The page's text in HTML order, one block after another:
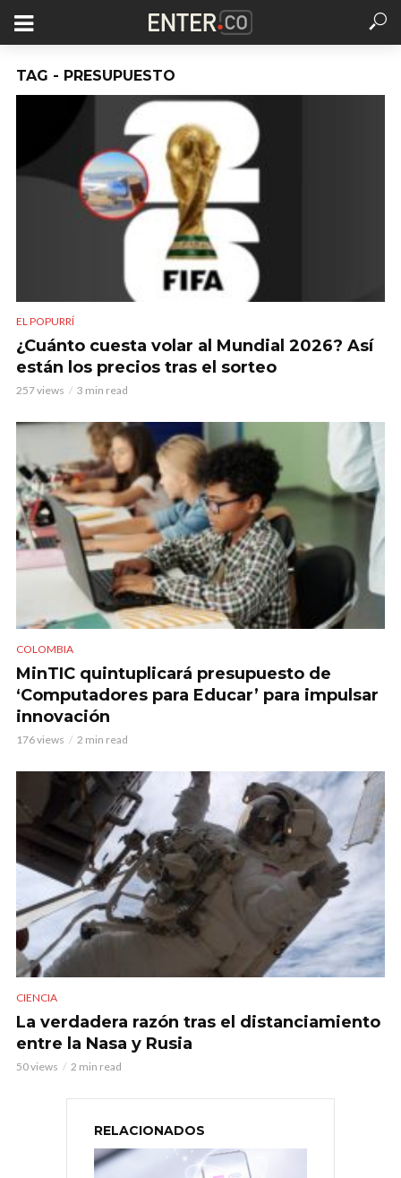
TAG - PRESUPUESTO
EL POPURRÍ
¿Cuánto cuesta volar al Mundial 2026? Así
están los precios tras el sorteo
257 views 3 min read
COLOMBIA
MinTIC quintuplicará presupuesto de
‘Computadores para Educar’ para impulsar
innovación
176 views 2 min read
CIENCIA
La verdadera razón tras el distanciamiento
entre la Nasa y Rusia
50 views 2 min read
RELACIONADOS